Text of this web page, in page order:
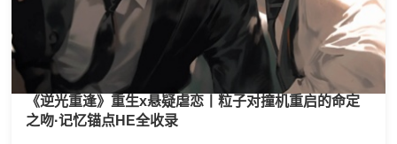
《逆光重逢》重生x悬疑虐恋丨粒子对撞机重启的命定
之吻·记忆锚点HE全收录